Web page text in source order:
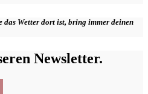
das Wetter dort ist, bring immer deinen
Newsletter.